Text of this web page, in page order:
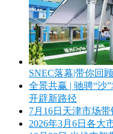
SNEC落幕|带你回
全景共赢 | 驰骋“沙
开辟新路径
7月16日天津市场
2026年3月6日各大